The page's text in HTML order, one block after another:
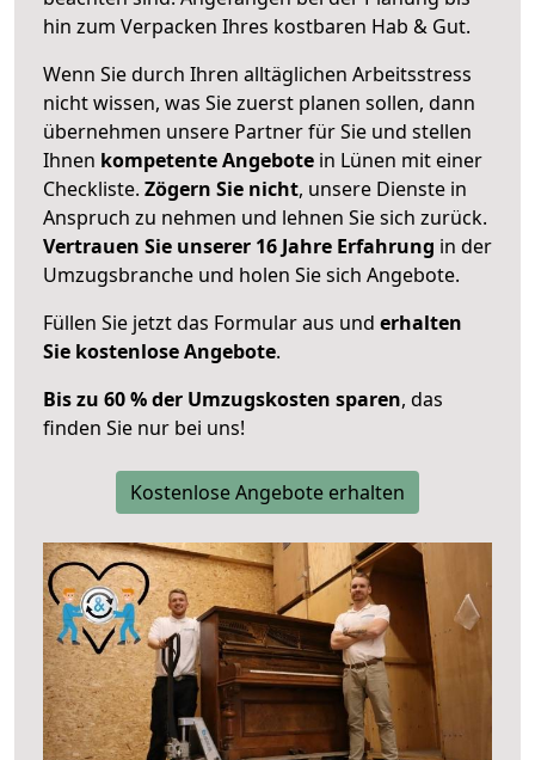
hin zum Verpacken Ihres kostbaren Hab & Gut.
Wenn Sie durch Ihren alltäglichen Arbeitsstress
nicht wissen, was Sie zuerst planen sollen, dann
übernehmen unsere Partner für Sie und stellen
Ihnen kompetente Angebote in Lünen mit einer
Checkliste. Zögern Sie nicht, unsere Dienste in
Anspruch zu nehmen und lehnen Sie sich zurück.
Vertrauen Sie unserer 16 Jahre Erfahrung in der
Umzugsbranche und holen Sie sich Angebote.
Füllen Sie jetzt das Formular aus und erhalten
Sie kostenlose Angebote.
Bis zu 60 % der Umzugskosten sparen, das
finden Sie nur bei uns!
Kostenlose Angebote erhalten